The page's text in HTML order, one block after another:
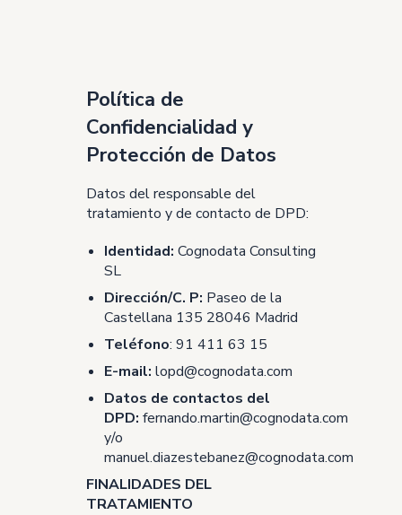
Política de
Confidencialidad y
Protección de Datos
Datos del responsable del
tratamiento y de contacto de DPD:
Identidad: Cognodata Consulting
SL
Dirección/C. P: Paseo de la
Castellana 135 28046 Madrid
Teléfono: 91 411 63 15
E-mail: lopd@cognodata.com
Datos de contactos del
DPD: fernando.martin@cognodata.com
y/o
manuel.diazestebanez@cognodata.com
FINALIDADES DEL
TRATAMIENTO